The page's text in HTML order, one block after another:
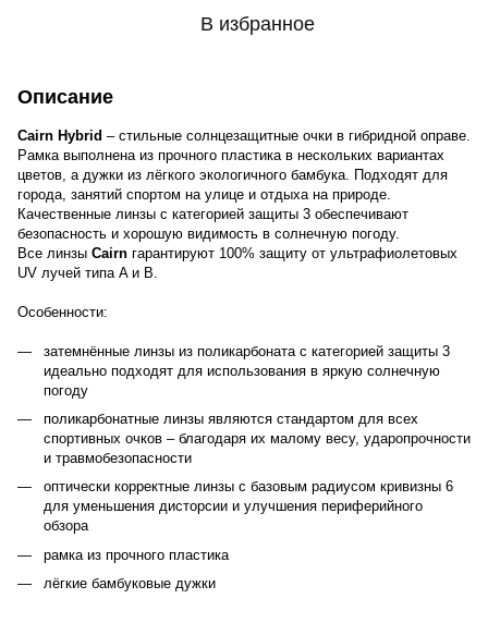
В избранное
Описание
Cairn Hybrid – стильные солнцезащитные очки в гибридной оправе.
Рамка выполнена из прочного пластика в нескольких вариантах
цветов, а дужки из лёгкого экологичного бамбука. Подходят для
города, занятий спортом на улице и отдыха на природе.
Качественные линзы с категорией защиты 3 обеспечивают
безопасность и хорошую видимость в солнечную погоду.
Все линзы Cairn гарантируют 100% защиту от ультрафиолетовых
UV лучей типа A и B.
Особенности:
затемнённые линзы из поликарбоната с категорией защиты 3
идеально подходят для использования в яркую солнечную
погоду
поликарбонатные линзы являются стандартом для всех
спортивных очков – благодаря их малому весу, ударопрочности
и травмобезопасности
оптически корректные линзы с базовым радиусом кривизны 6
для уменьшения дисторсии и улучшения периферийного
обзора
рамка из прочного пластика
лёгкие бамбуковые дужки